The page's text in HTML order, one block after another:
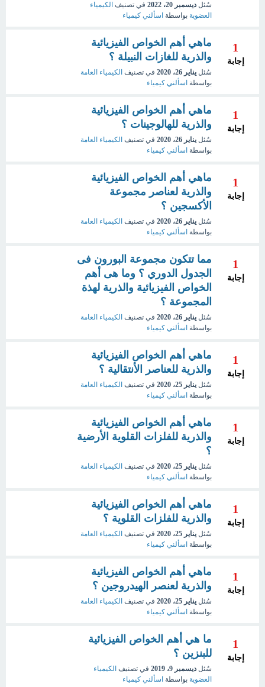
سُئل ديسمبر 20، 2022 في تصنيف الكيمياء
العضوية بواسطة اسألني كيمياء
1
إجابة
ماهي أهم الخواص الفيزيائية
والذرية للغازات النبيلة ؟
سُئل يناير 26، 2020 في تصنيف الكيمياء العامة
بواسطة اسألني كيمياء
1
إجابة
ماهي أهم الخواص الفيزيائية
والذرية للهالوجينات ؟
سُئل يناير 26، 2020 في تصنيف الكيمياء العامة
بواسطة اسألني كيمياء
1
إجابة
ماهي أهم الخواص الفيزيائية
والذرية لعناصر مجموعة
الأكسجين ؟
سُئل يناير 26، 2020 في تصنيف الكيمياء العامة
بواسطة اسألني كيمياء
1
إجابة
مما تتكون مجموعة البورون فى
الجدول الدوري ؟ وما هى أهم
الخواص الفيزيائية والذرية لهذة
المجموعة ؟
سُئل يناير 26، 2020 في تصنيف الكيمياء العامة
بواسطة اسألني كيمياء
1
إجابة
ماهي أهم الخواص الفيزيائية
والذرية للعناصر الأنتقالية ؟
سُئل يناير 25، 2020 في تصنيف الكيمياء العامة
بواسطة اسألني كيمياء
1
إجابة
ماهي أهم الخواص الفيزيائية
والذرية للفلزات القلوية الأرضية
؟
سُئل يناير 25، 2020 في تصنيف الكيمياء العامة
بواسطة اسألني كيمياء
1
إجابة
ماهي أهم الخواص الفيزيائية
والذرية للفلزات القلوية ؟
سُئل يناير 25، 2020 في تصنيف الكيمياء العامة
بواسطة اسألني كيمياء
1
إجابة
ماهي أهم الخواص الفيزيائية
والذرية لعنصر الهيدروجين ؟
سُئل يناير 25، 2020 في تصنيف الكيمياء العامة
بواسطة اسألني كيمياء
1
إجابة
ما هي أهم الخواص الفيزيائية
للبنزين ؟
سُئل ديسمبر 9، 2019 في تصنيف الكيمياء
العضوية بواسطة اسألني كيمياء